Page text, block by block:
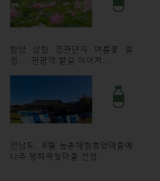
함양 상림 경관단지 여름꽃 절
정... 관광객 발길 이어져...
전남도, 8월 농촌체험휴양마을에
나주 명하쪽빛마을 선정